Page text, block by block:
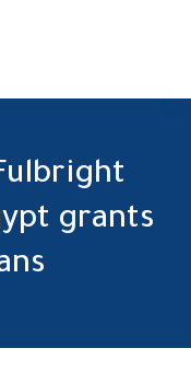
grants for Egyptians
grants